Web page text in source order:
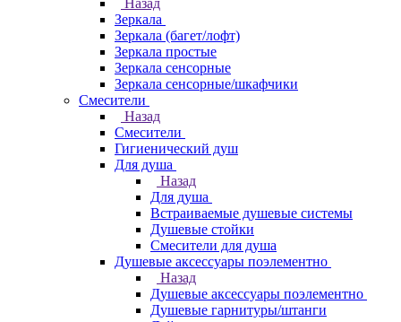
Назад
Зеркала
Зеркала (багет/лофт)
Зеркала простые
Зеркала сенсорные
Зеркала сенсорные/шкафчики
Смесители
Назад
Смесители
Гигиенический душ
Для душа
Назад
Для душа
Встраиваемые душевые системы
Душевые стойки
Смесители для душа
Душевые аксессуары поэлементно
Назад
Душевые аксессуары поэлементно
Душевые гарнитуры/штанги